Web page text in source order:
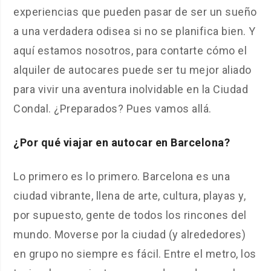
experiencias que pueden pasar de ser un sueño
a una verdadera odisea si no se planifica bien. Y
aquí estamos nosotros, para contarte cómo el
alquiler de autocares puede ser tu mejor aliado
para vivir una aventura inolvidable en la Ciudad
Condal. ¿Preparados? Pues vamos allá.
¿Por qué viajar en autocar en Barcelona?
Lo primero es lo primero. Barcelona es una
ciudad vibrante, llena de arte, cultura, playas y,
por supuesto, gente de todos los rincones del
mundo. Moverse por la ciudad (y alrededores)
en grupo no siempre es fácil. Entre el metro, los